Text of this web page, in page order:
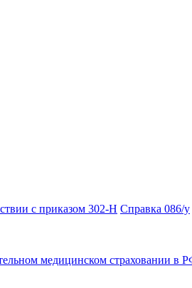
с приказом 302-Н Справка 086/у
медицинском страховании в